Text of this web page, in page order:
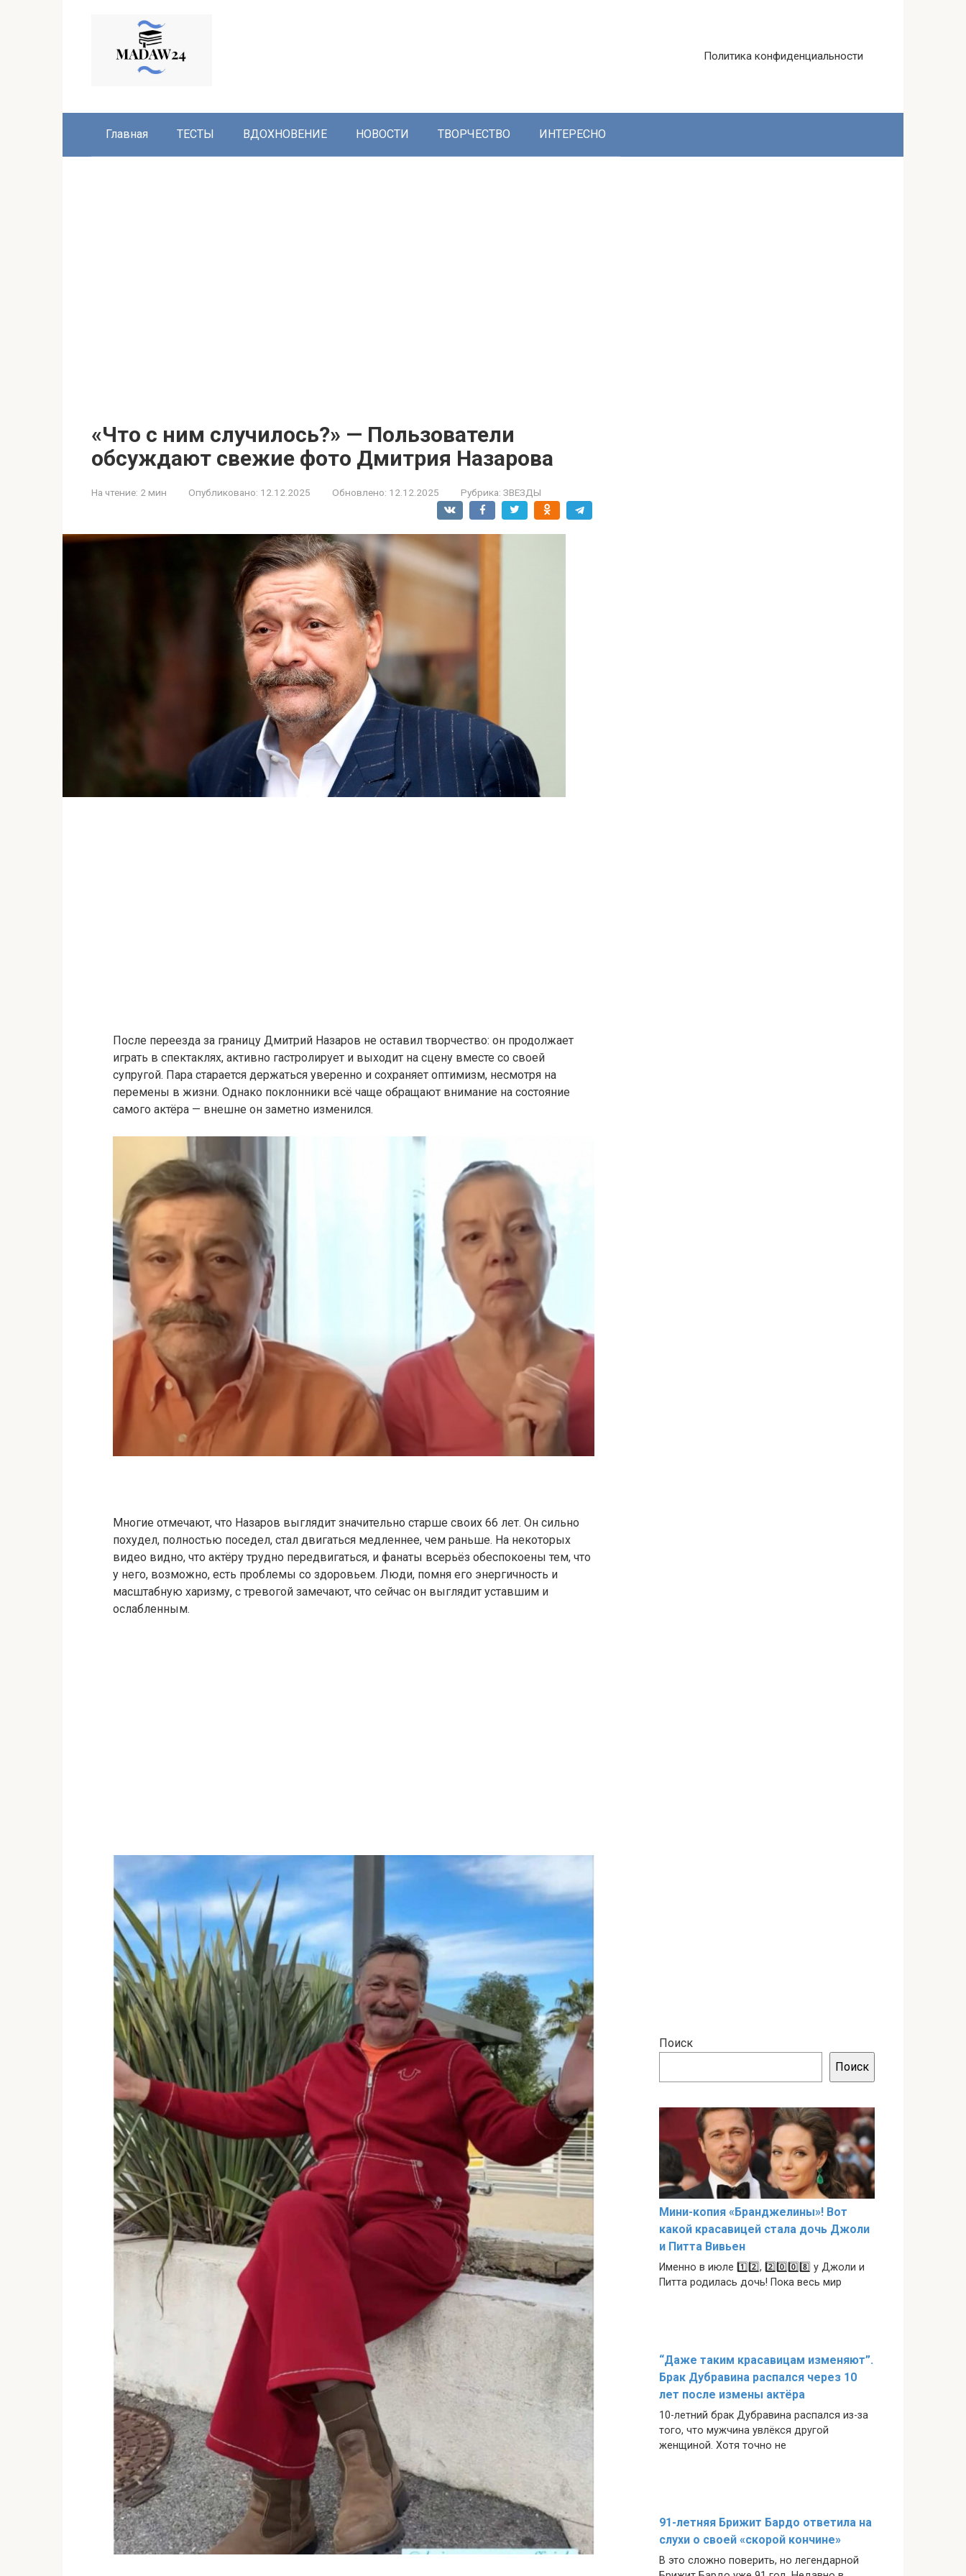
Политика конфиденциальности
Главная ТЕСТЫ ВДОХНОВЕНИЕ НОВОСТИ ТВОРЧЕСТВО ИНТЕРЕСНО
«Что с ним случилось?» — Пользователи
обсуждают свежие фото Дмитрия Назарова
На чтение: 2 мин Опубликовано: 12.12.2025 Обновлено: 12.12.2025 Рубрика: ЗВЕЗДЫ
После переезда за границу Дмитрий Назаров не оставил творчество: он продолжает
играть в спектаклях, активно гастролирует и выходит на сцену вместе со своей
супругой. Пара старается держаться уверенно и сохраняет оптимизм, несмотря на
перемены в жизни. Однако поклонники всё чаще обращают внимание на состояние
самого актёра — внешне он заметно изменился.
Многие отмечают, что Назаров выглядит значительно старше своих 66 лет. Он сильно
похудел, полностью поседел, стал двигаться медленнее, чем раньше. На некоторых
видео видно, что актёру трудно передвигаться, и фанаты всерьёз обеспокоены тем, что
у него, возможно, есть проблемы со здоровьем. Люди, помня его энергичность и
масштабную харизму, с тревогой замечают, что сейчас он выглядит уставшим и
ослабленным.
Поиск
Поиск
Мини-копия «Бранджелины»! Вот
какой красавицей стала дочь Джоли
и Питта Вивьен
Именно в июле 1️⃣2️⃣, 2️⃣0️⃣0️⃣8️⃣ у Джоли и
Питта родилась дочь! Пока весь мир
“Даже таким красавицам изменяют”.
Брак Дубравина распался через 10
лет после измены актёра
10-летний брак Дубравина распался из-за
того, что мужчина увлёкся другой
женщиной. Хотя точно не
91-летняя Брижит Бардо ответила на
слухи о своей «скорой кончине»
В это сложно поверить, но легендарной